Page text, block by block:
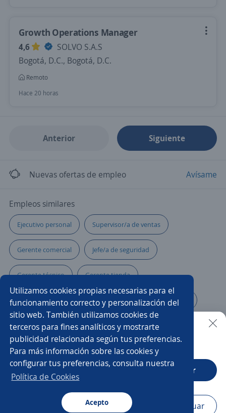
Utilizamos cookies propias necesarias para el
funcionamiento correcto y personalización del
sitio web. También utilizamos cookies de
terceros para fines analíticos y mostrarte
publicidad relacionada según tus preferencias.
Para más información sobre las cookies y
configurar tus preferencias, consulta nuestra
Política de Cookies
Acepto
Growth Operations Manager
4,6
SOLVO S.A.S
Bogotá, D.C., Bogotá, D.C.
Remoto
Hace 20 horas
Anterior Siguiente
Nuevas ofertas de empleo Avísame
Empleos similares
Ejecutivo personal Supervisor/a de ventas
Gerente comercial Jefe/a de seguridad
Gerente técnico Gerente tienda
Supervisor/a de seguridad Auxiliar administrativo/a
Gerente restaurante Gerente de local
Coordinador/a de transporte Jefe/a de calidad
Gerente de postventa
Coordinador/a de gestión humana
Buscar es más fácil en la app
CT App Abrir
Navegador Continuar